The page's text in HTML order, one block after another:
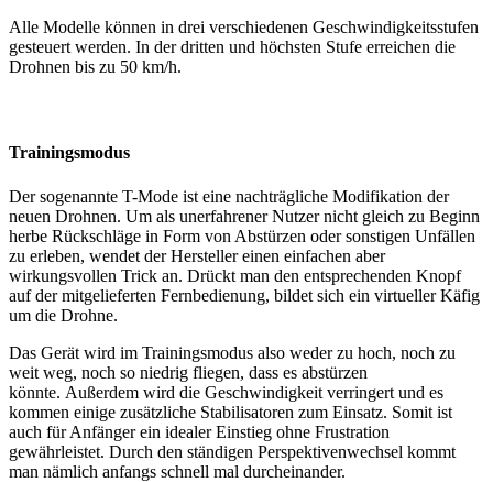
Alle Modelle können in drei verschiedenen Geschwindigkeitsstufen
gesteuert werden. In der dritten und höchsten Stufe erreichen die
Drohnen bis zu 50 km/h.
Trainingsmodus
Der sogenannte T-Mode ist eine nachträgliche Modifikation der
neuen Drohnen. Um als unerfahrener Nutzer nicht gleich zu Beginn
herbe Rückschläge in Form von Abstürzen oder sonstigen Unfällen
zu erleben, wendet der Hersteller einen einfachen aber
wirkungsvollen Trick an. Drückt man den entsprechenden Knopf
auf der mitgelieferten Fernbedienung, bildet sich ein virtueller Käfig
um die Drohne.
Das Gerät wird im Trainingsmodus also weder zu hoch, noch zu
weit weg, noch so niedrig fliegen, dass es abstürzen
könnte. Außerdem wird die Geschwindigkeit verringert und es
kommen einige zusätzliche Stabilisatoren zum Einsatz. Somit ist
auch für Anfänger ein idealer Einstieg ohne Frustration
gewährleistet. Durch den ständigen Perspektivenwechsel kommt
man nämlich anfangs schnell mal durcheinander.